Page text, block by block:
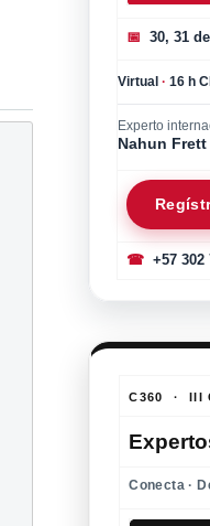
📅 30, 31
Virtual· 16 h
Experto
Nahun
☎ +57 302
C360 · III
Conecta ·